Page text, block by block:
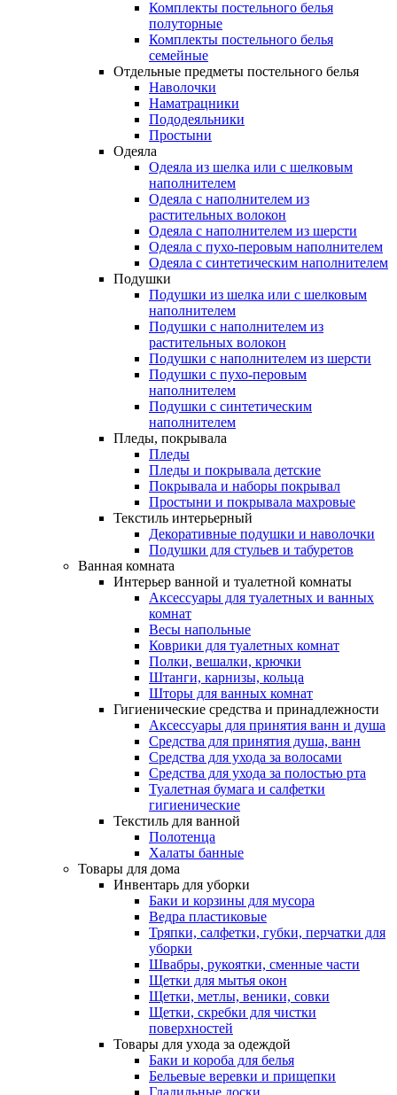
Комплекты постельного белья
полуторные
Комплекты постельного белья
семейные
Отдельные предметы постельного белья
Наволочки
Наматрацники
Пододеяльники
Простыни
Одеяла
Одеяла из шелка или с шелковым
наполнителем
Одеяла с наполнителем из
растительных волокон
Одеяла с наполнителем из шерсти
Одеяла с пухо-перовым наполнителем
Одеяла с синтетическим наполнителем
Подушки
Подушки из шелка или с шелковым
наполнителем
Подушки с наполнителем из
растительных волокон
Подушки с наполнителем из шерсти
Подушки с пухо-перовым
наполнителем
Подушки с синтетическим
наполнителем
Пледы, покрывала
Пледы
Пледы и покрывала детские
Покрывала и наборы покрывал
Простыни и покрывала махровые
Текстиль интерьерный
Декоративные подушки и наволочки
Подушки для стульев и табуретов
Ванная комната
Интерьер ванной и туалетной комнаты
Аксессуары для туалетных и ванных
комнат
Весы напольные
Коврики для туалетных комнат
Полки, вешалки, крючки
Штанги, карнизы, кольца
Шторы для ванных комнат
Гигиенические средства и принадлежности
Аксессуары для принятия ванн и душа
Средства для принятия душа, ванн
Средства для ухода за волосами
Средства для ухода за полостью рта
Туалетная бумага и салфетки
гигиенические
Текстиль для ванной
Полотенца
Халаты банные
Товары для дома
Инвентарь для уборки
Баки и корзины для мусора
Ведра пластиковые
Тряпки, салфетки, губки, перчатки для
уборки
Швабры, рукоятки, сменные части
Щетки для мытья окон
Щетки, метлы, веники, совки
Щетки, скребки для чистки
поверхностей
Товары для ухода за одеждой
Баки и короба для белья
Бельевые веревки и прищепки
Гладильные доски